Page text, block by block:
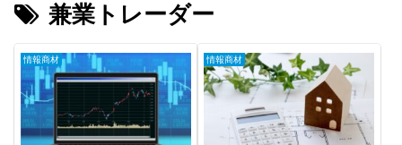
兼業トレーダー
情報商材 情報商材